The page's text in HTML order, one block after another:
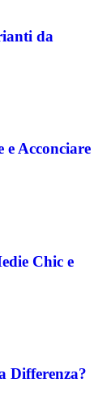
da
e Acconciare
Chic e
Differenza?